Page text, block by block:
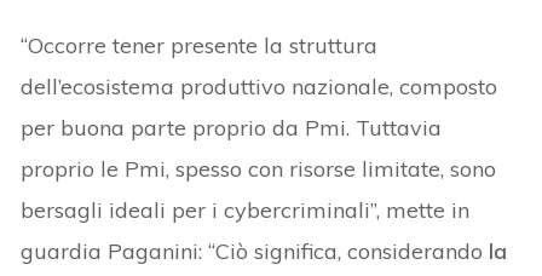
“Occorre tener presente la struttura
dell’ecosistema produttivo nazionale, composto
per buona parte proprio da Pmi. Tuttavia
proprio le Pmi, spesso con risorse limitate, sono
bersagli ideali per i cybercriminali”, mette in
guardia Paganini: “Ciò significa, considerando la